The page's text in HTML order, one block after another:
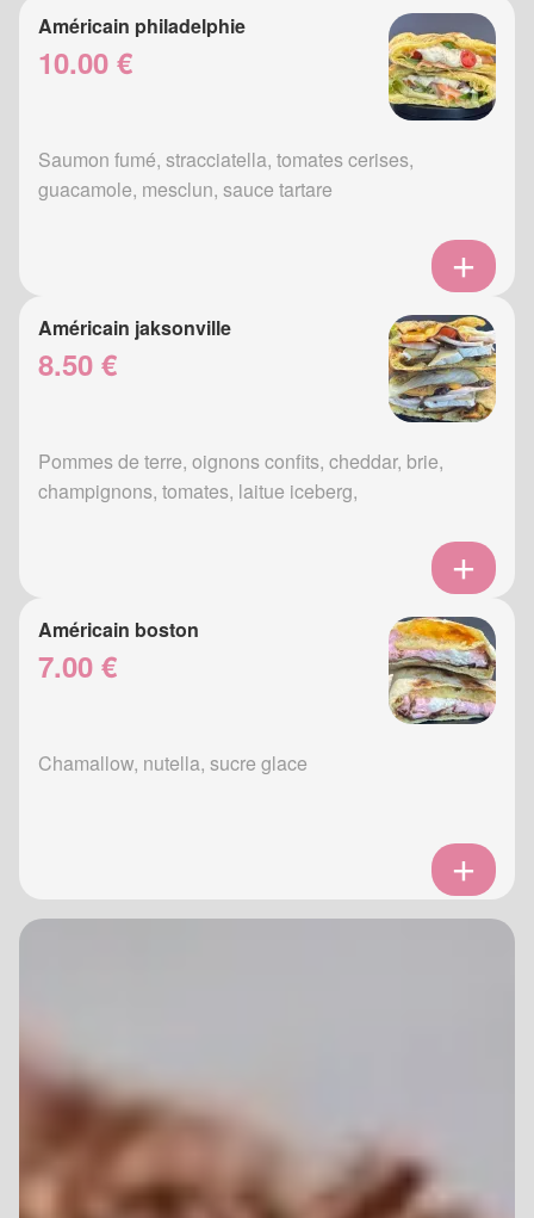
Américain philadelphie
10.00 €
Saumon fumé, stracciatella, tomates cerises,
guacamole, mesclun, sauce tartare
Américain jaksonville
8.50 €
Pommes de terre, oignons confits, cheddar, brie,
champignons, tomates, laitue iceberg,
Américain boston
7.00 €
Chamallow, nutella, sucre glace